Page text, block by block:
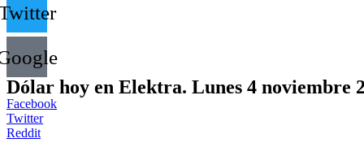
Dólar hoy en Elektra. Lunes 4 noviembre
Facebook
Twitter
Reddit